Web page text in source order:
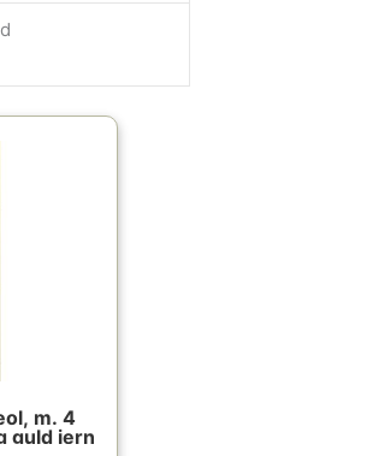
m. 4
guld jern